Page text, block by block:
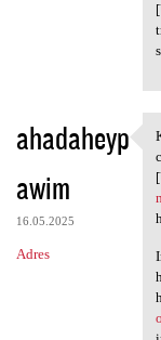
ahadaheyp
awim
16.05.2025
Adres